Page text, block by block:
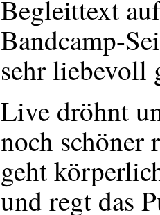
Begleittext
Bandcamp-
sehr liebevoll
Live dröhnt
noch schöner
geht
und regt das